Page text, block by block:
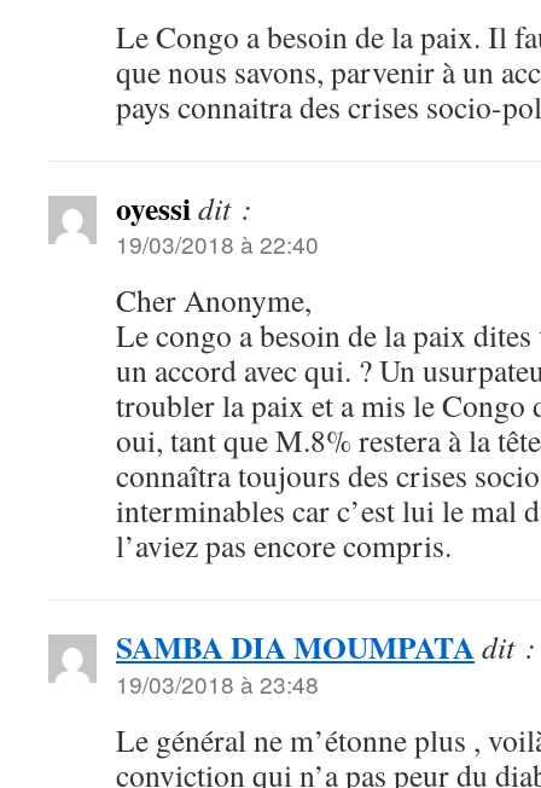
Le Congo a besoin de la paix. Il
que nous savons, parvenir à un
pays connaitra des crises socio-
oyessidit :
19/03/2018 à 22:40
Cher Anonyme,
Le congo a besoin de la paix
un accord avec qui. ? Un
troubler la paix et a mis le Congo
oui, tant que M.8% restera à la
connaîtra toujours des crises
interminables car c’est lui le mal
l’aviez pas encore compris.
SAMBA DIA MOUMPATAdit :
19/03/2018 à 23:48
Le général ne m’étonne plus ,
conviction qui n’a pas peur du